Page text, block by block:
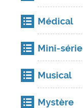
Médical
Mini-série
Musical
Mystère